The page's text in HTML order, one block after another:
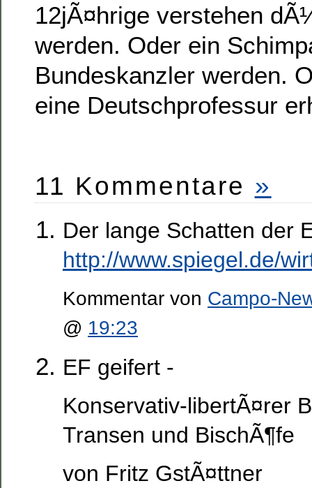
12jÃ¤hrige verstehen
werden. Oder ein
Bundeskanzler werden.
eine Deutschprofessur
11 Kommentare »
Der lange Schatten der
http://www.spiegel.de/
Kommentar von Campo-
@ 19:23
EF geifert -
Konservativ-libertÃ¤rer
Transen und BischÃ¶fe
von Fritz GstÃ¤ttner